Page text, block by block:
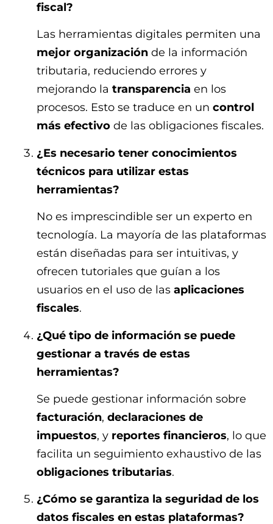
fiscal?
Las herramientas digitales permiten una
mejor organización de la información
tributaria, reduciendo errores y
mejorando la transparencia en los
procesos. Esto se traduce en un control
más efectivo de las obligaciones fiscales.
¿Es necesario tener conocimientos
técnicos para utilizar estas
herramientas?
No es imprescindible ser un experto en
tecnología. La mayoría de las plataformas
están diseñadas para ser intuitivas, y
ofrecen tutoriales que guían a los
usuarios en el uso de las aplicaciones
fiscales.
¿Qué tipo de información se puede
gestionar a través de estas
herramientas?
Se puede gestionar información sobre
facturación, declaraciones de
impuestos, y reportes financieros, lo que
facilita un seguimiento exhaustivo de las
obligaciones tributarias.
¿Cómo se garantiza la seguridad de los
datos fiscales en estas plataformas?